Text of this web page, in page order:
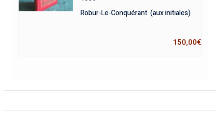
Robur-Le-Conquérant. (aux initiales)
150,00€